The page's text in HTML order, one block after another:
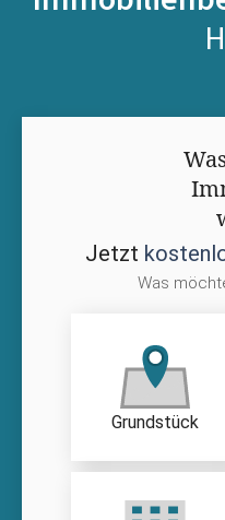
Jetzt
Was
Grundstück